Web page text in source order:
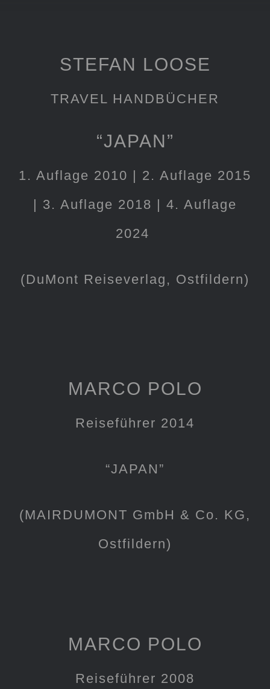
STEFAN LOOSE
TRAVEL HANDBÜCHER
“JAPAN”
1. Auflage 2010 | 2. Auflage 2015
| 3. Auflage 2018 | 4. Auflage
2024
(DuMont Reiseverlag, Ostfildern)
MARCO POLO
Reiseführer 2014
“JAPAN”
(MAIRDUMONT GmbH & Co. KG,
Ostfildern)
MARCO POLO
Reiseführer 2008